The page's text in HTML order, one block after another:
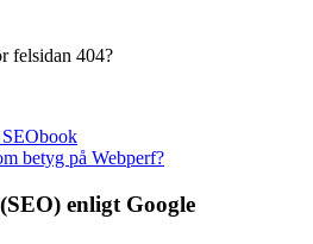
felsidan 404?
betyg på Webperf?
enligt Google